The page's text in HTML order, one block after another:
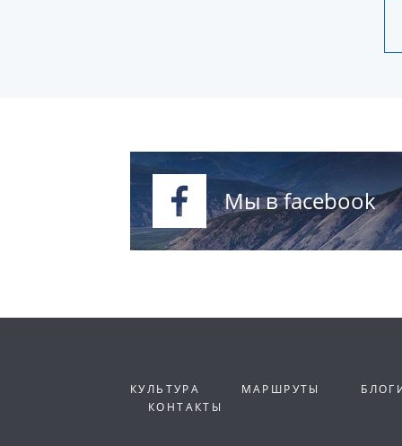
Мы в facebook
КУЛЬТУРА МАРШРУТЫ
КОНТАКТЫ